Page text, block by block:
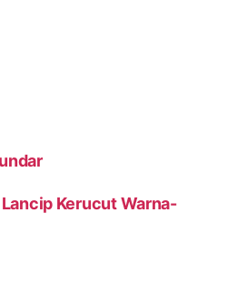
Kerucut Warna-